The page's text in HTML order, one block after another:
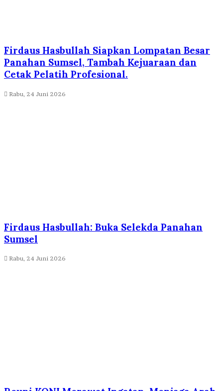
Firdaus Hasbullah Siapkan Lompatan Besar
Panahan Sumsel, Tambah Kejuaraan dan
Cetak Pelatih Profesional.
Rabu, 24 Juni 2026
Firdaus Hasbullah: Buka Selekda Panahan
Sumsel
Rabu, 24 Juni 2026